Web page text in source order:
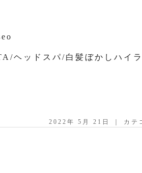
ヘッドスパ/白髪ぼかしハイ
2022年 5月 21日 ｜ カテ